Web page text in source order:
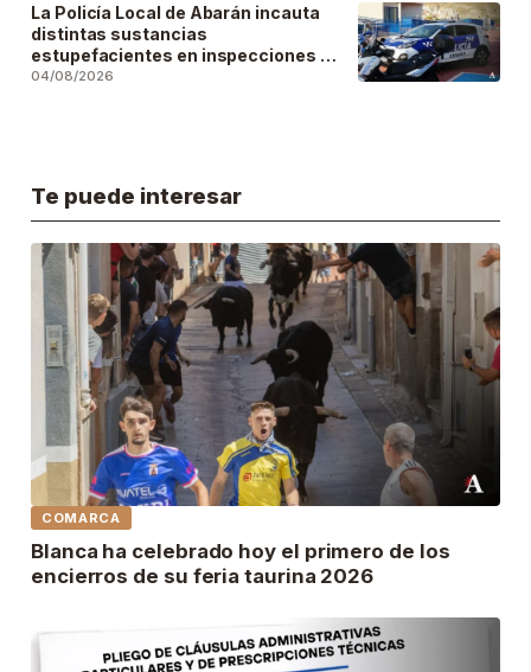
La Policía Local de Abarán incauta
distintas sustancias
estupefacientes en inspecciones a
locales públicos del municipio
04/08/2026
Te puede interesar
COMARCA
Blanca ha celebrado hoy el primero de los
encierros de su feria taurina 2026